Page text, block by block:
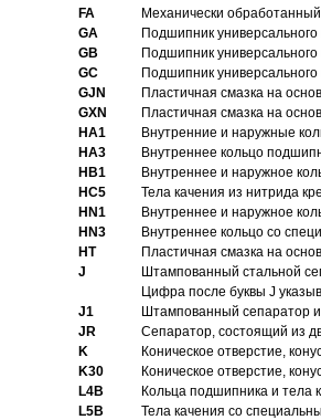
FA
Механически
GA
Подшипник
GB
Подшипник
GC
Подшипник
GJN
Пластичная смазка на
GXN
Пластичная смазка на
HA1
Внутренние и наружные
HA3
Bнутреннее кольцо
HB1
Bнутреннее и наружное
HC5
Тела качения из нитрида
HN1
Bнутреннее и наружное
HN3
Внутреннее кольцо со
HT
Пластичная смазка на
J
Штампованный стальной
Цифра после буквы J
J1
Штампованный сепаратор
JR
Сепаратор, состоящий из
K
Коническое отверстие,
K30
Коническое отверстие,
L4B
Кольца подшипника и тела
L5B
Тела качения со